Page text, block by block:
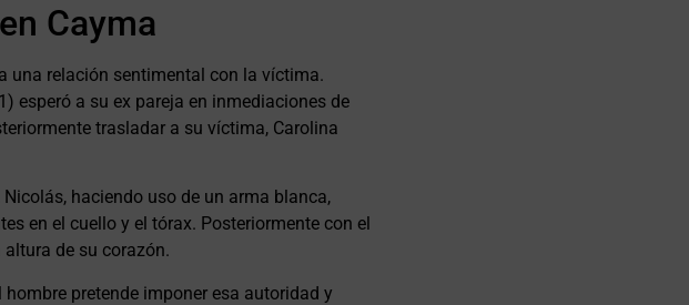
Cayma
una relación sentimental con la víctima.
esperó a su ex pareja en inmediaciones de
trasladar a su víctima, Carolina
haciendo uso de un arma blanca,
en el cuello y el tórax. Posteriormente con el
de su corazón.
pretende imponer esa autoridad y